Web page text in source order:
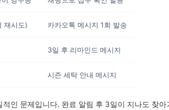
재시도) 카카오톡 메시지 1회 발송
3일 후 리마인드 메시지
시즌 세탁 안내 메시지
인 문제입니다. 완료 알림 후 3일이 지나도 찾